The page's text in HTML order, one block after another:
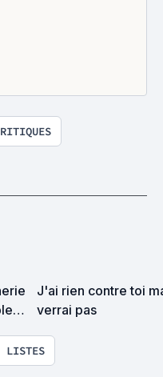
J'ai rien contre toi
verrai pas
LISTES